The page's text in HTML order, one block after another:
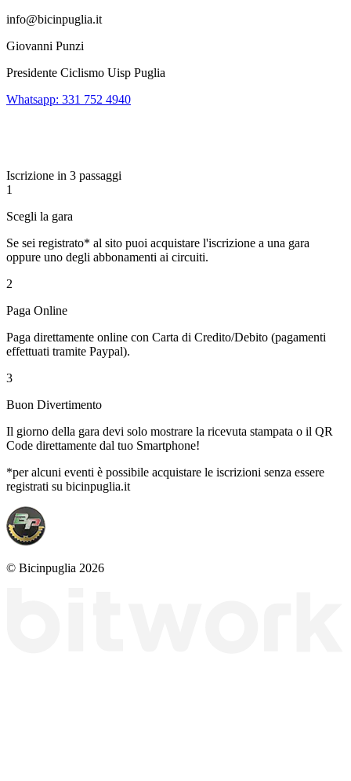
info@bicinpuglia.it
Giovanni Punzi
Presidente Ciclismo Uisp Puglia
Whatsapp: 331 752 4940
Iscrizione in 3 passaggi
1
Scegli la gara
Se sei registrato* al sito puoi acquistare l'iscrizione a una gara
oppure uno degli abbonamenti ai circuiti.
2
Paga Online
Paga direttamente online con Carta di Credito/Debito (pagamenti
effettuati tramite Paypal).
3
Buon Divertimento
Il giorno della gara devi solo mostrare la ricevuta stampata o il QR
Code direttamente dal tuo Smartphone!
*per alcuni eventi è possibile acquistare le iscrizioni senza essere
registrati su bicinpuglia.it
© Bicinpuglia 2026